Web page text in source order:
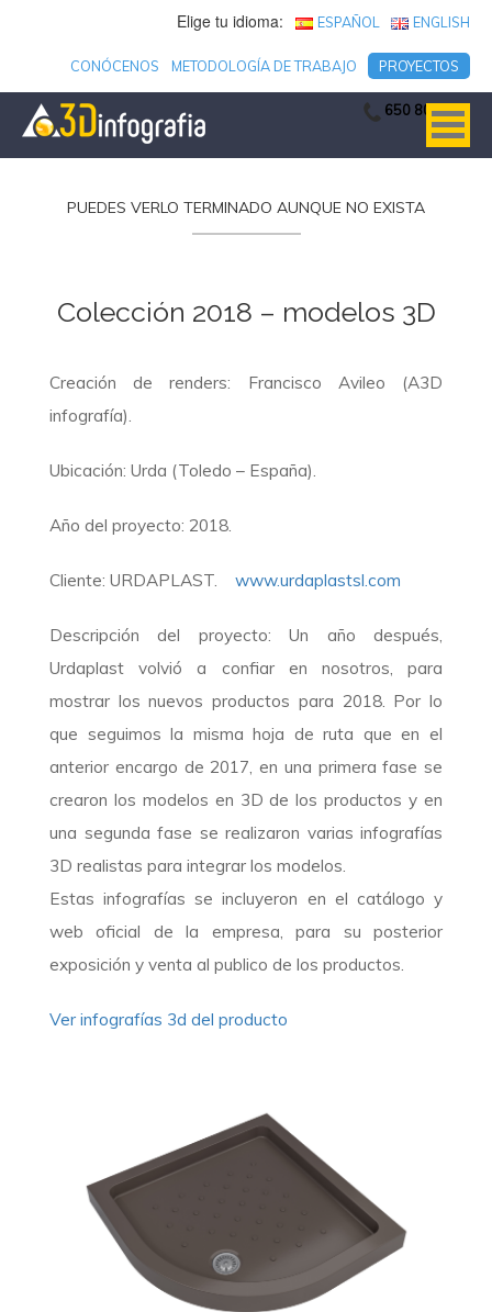
Elige tu idioma: ESPAÑOL ENGLISH
CONÓCENOS METODOLOGÍA DE TRABAJO PROYECTOS
650 806 753
PUEDES VERLO TERMINADO AUNQUE NO EXISTA
Colección 2018 – modelos 3D
Creación de renders: Francisco Avileo (A3D
infografía).
Ubicación: Urda (Toledo – España).
Año del proyecto: 2018.
Cliente: URDAPLAST. www.urdaplastsl.com
Descripción del proyecto: Un año después,
Urdaplast volvió a confiar en nosotros, para
mostrar los nuevos productos para 2018. Por lo
que seguimos la misma hoja de ruta que en el
anterior encargo de 2017, en una primera fase se
crearon los modelos en 3D de los productos y en
una segunda fase se realizaron varias infografías
3D realistas para integrar los modelos.
Estas infografías se incluyeron en el catálogo y
web oficial de la empresa, para su posterior
exposición y venta al publico de los productos.
Ver infografías 3d del producto